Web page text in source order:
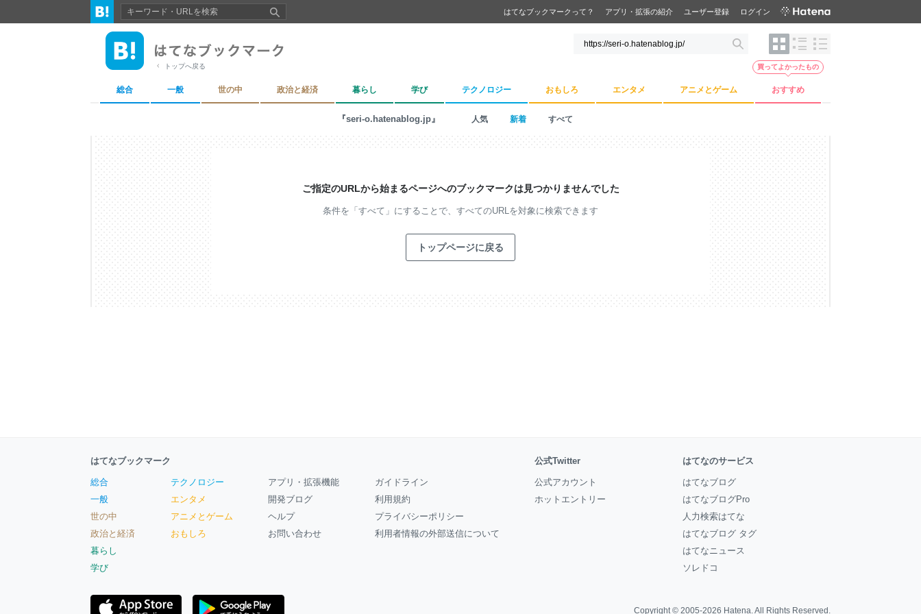
はてなブックマークって？ アプリ・拡張の紹介 ユーザー登録 ログイン
トップへ戻る
総合 一般 世の中 政治と経済 暮らし 学び テクノロジー おもしろ エンタメ アニメとゲーム おすすめ
買ってよかったもの
『seri-o.hatenablog.jp』 人気 新着 すべて
ご指定のURLから始まるページへのブックマークは見つかりませんでした
条件を「すべて」にすることで、 すべてのURLを対象に検索できます
トップページに戻る
はてなブックマーク
総合
一般
世の中
政治と経済
暮らし
学び
テクノロジー
エンタメ
アニメとゲーム
おもしろ
アプリ・拡張機能
開発ブログ
ヘルプ
お問い合わせ
ガイドライン
利用規約
プライバシーポリシー
利用者情報の外部送信について
公式Twitter
公式アカウント
ホットエントリー
はてなのサービス
はてなブログ
はてなブログPro
人力検索はてな
はてなブログ タグ
はてなニュース
ソレドコ
Copyright © 2005-2026 Hatena. All Rights Reserved.